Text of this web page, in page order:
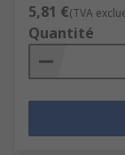
5,81 €(TVA
Quantité